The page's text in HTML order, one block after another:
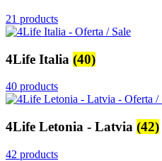
21 products
4Life Italia (40)
40 products
4Life Letonia - Latvia (42)
42 products